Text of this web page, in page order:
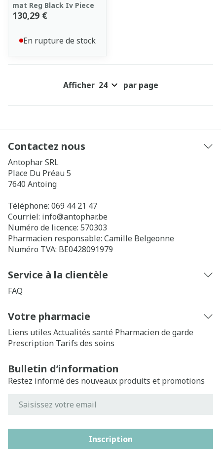
mat Reg Black Iv Piece
130,29 €
En rupture de stock
Afficher par page
Contactez nous
Antophar SRL
Place Du Préau 5
7640 Antoing
Téléphone: 069 44 21 47
Courriel: info@antophar.be
Numéro de licence: 570303
Pharmacien responsable: Camille Belgeonne
Numéro TVA: BE0428091979
Service à la clientèle
FAQ
Votre pharmacie
Liens utiles Actualités santé Pharmacien de garde
Prescription Tarifs des soins
Bulletin d’information
Restez informé des nouveaux produits et promotions
Inscription